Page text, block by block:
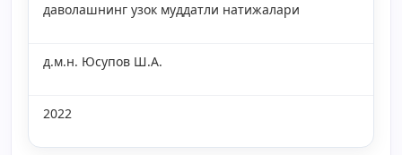
даволашнинг узок муддатли натижалари
д.м.н. Юсупов Ш.А.
2022